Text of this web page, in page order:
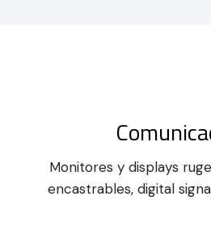
Monitores y displays
encastrables, digital